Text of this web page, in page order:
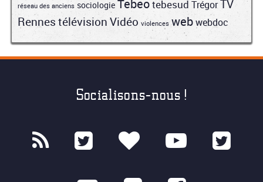
réseau des anciens sociologie Tebeotebesud TrégorTV
Rennes télévision Vidéo violences webwebdoc
Socialisons-nous !